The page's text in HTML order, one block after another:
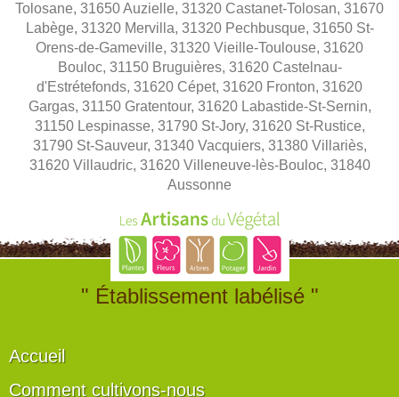
Tolosane, 31650 Auzielle, 31320 Castanet-Tolosan, 31670
Labège, 31320 Mervilla, 31320 Pechbusque, 31650 St-
Orens-de-Gameville, 31320 Vieille-Toulouse, 31620
Bouloc, 31150 Bruguières, 31620 Castelnau-
d'Estrétefonds, 31620 Cépet, 31620 Fronton, 31620
Gargas, 31150 Gratentour, 31620 Labastide-St-Sernin,
31150 Lespinasse, 31790 St-Jory, 31620 St-Rustice,
31790 St-Sauveur, 31340 Vacquiers, 31380 Villariès,
31620 Villaudric, 31620 Villeneuve-lès-Bouloc, 31840
Aussonne
" Établissement labélisé "
Accueil
Comment cultivons-nous